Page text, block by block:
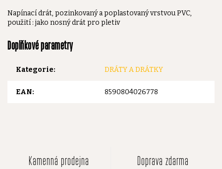
Napínací drát, pozinkovaný a poplastovaný vrstvou PVC,
použití : jako nosný drát pro pletiv
Doplňkové parametry
Kategorie: DRÁTY A DRÁTKY
EAN: 8590804026778
Kamenná prodejna Doprava zdarma